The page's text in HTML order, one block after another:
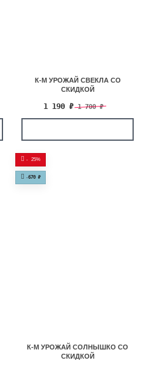
К-М УРОЖАЙ СВЕКЛА СО
СКИДКОЙ
1 190 ₽ 1 700₽
- 25%
-670 ₽
К-М УРОЖАЙ СОЛНЫШКО СО
СКИДКОЙ